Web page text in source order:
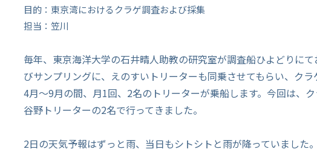
目的：東京湾におけるクラゲ調査および採集
担当：笠川
毎年、東京海洋大学の石井晴人助教の研究室が調査船ひよどりに
びサンプリングに、えのすいトリーターも同乗させてもらい、クラ
4月～9月の間、月1回、2名のトリーターが乗船します。今回は、
谷野トリーターの2名で行ってきました。
2日の天気予報はずっと雨、当日もシトシトと雨が降っていました。